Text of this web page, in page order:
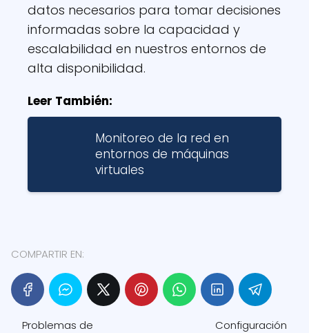
datos necesarios para tomar decisiones
informadas sobre la capacidad y
escalabilidad en nuestros entornos de
alta disponibilidad.
Leer También:
Monitoreo de la red en
entornos de máquinas
virtuales
COMPARTIR EN:
Problemas de
Configuración